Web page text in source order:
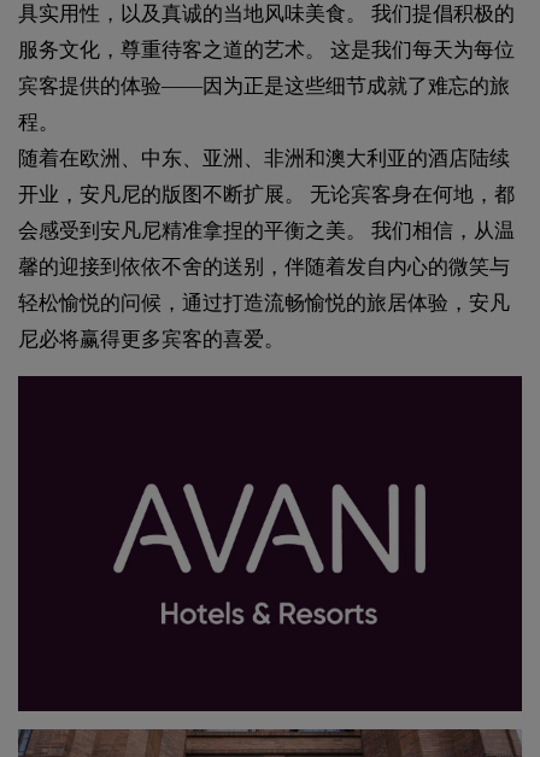
具实用性，以及真诚的当地风味美食。 我们提倡积极的
服务文化，尊重待客之道的艺术。 这是我们每天为每位
宾客提供的体验——因为正是这些细节成就了难忘的旅
程。
随着在欧洲、中东、亚洲、非洲和澳大利亚的酒店陆续
开业，安凡尼的版图不断扩展。 无论宾客身在何地，都
会感受到安凡尼精准拿捏的平衡之美。 我们相信，从温
馨的迎接到依依不舍的送别，伴随着发自内心的微笑与
轻松愉悦的问候，通过打造流畅愉悦的旅居体验，安凡
尼必将赢得更多宾客的喜爱。